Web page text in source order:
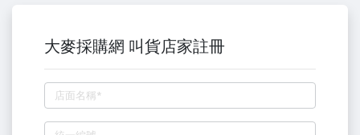
大麥採購網 叫貨店家註冊